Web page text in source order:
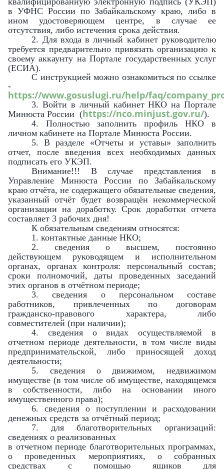
в УФНС России по Забайкальскому краю, либо в
ином удостоверяющем центре, в случае ее
отсутствия, либо истечения срока действия.
2. Для входа в личный кабинет руководителю
требуется предварительно привязать организацию к
своему аккаунту на Портале государственных услуг
(ЕСИА).
С инструкцией можно ознакомиться по ссылке
-
https://www.gosuslugi.ru/help/faq/
3. Войти в личный кабинет НКО на Портале
Минюста России (https://nco.minjust.gov.ru/).
4. Полностью заполнить профиль НКО в
личном кабинете на Портале Минюста России.
5. В разделе «Отчеты и уставы» заполнить
отчет, после введения всех необходимых данных
подписать его УКЭП.
Внимание!!! В случае представления в
Управление Минюста России по Забайкальскому
краю отчёта, не содержащего обязательные сведения,
указанный отчёт будет возвращён некоммерческой
организации на доработку. Срок доработки отчета
составляет 3 рабочих дня!
К обязательным сведениям относятся:
1. контактные данные НКО;
2. сведения о высшем, постоянно
действующем руководящем и исполнительном
органах, органах контроля: персональный состав;
сроки полномочий, даты проведенных заседаний
этих органов в отчётном периоде;
3. сведения о персональном составе
работников, привлеченных по договорам
гражданско-правового характера, либо
совместителей (при наличии);
4. сведения о видах осуществляемой в
отчетном периоде деятельности, в том числе виды
предпринимательской, либо приносящей доход
деятельности;
5. сведения о движимом, недвижимом
имуществе (в том числе об имуществе, находящемся
в собственности, либо на основании иного
имущественного права);
6. сведения о поступлении и расходовании
денежных средств за отчётный период;
7. для благотворительных организаций:
сведениях о реализованных
в отчетном периоде благотворительных программах,
о проведенных мероприятиях, о собранных
средствах с помощью ящиков для